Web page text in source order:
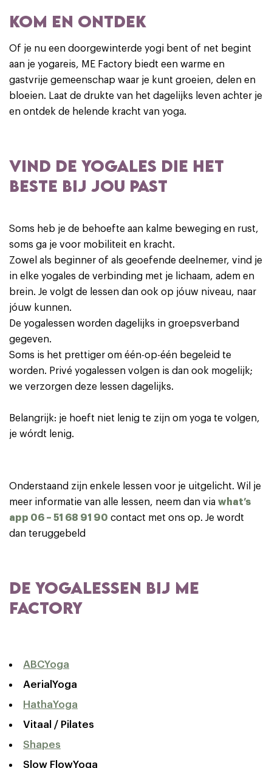
KOM EN ONTDEK
Of je nu een doorgewinterde yogi bent of net begint
aan je yogareis, ME Factory biedt een warme en
gastvrije gemeenschap waar je kunt groeien, delen en
bloeien. Laat de drukte van het dagelijks leven achter je
en ontdek de helende kracht van yoga.
VIND DE YOGALES DIE HET
BESTE BIJ JOU PAST
Soms heb je de behoefte aan kalme beweging en rust,
soms ga je voor mobiliteit en kracht.
Zowel als beginner of als geoefende deelnemer, vind je
in elke yogales de verbinding met je lichaam, adem en
brein. Je volgt de lessen dan ook op jóuw niveau, naar
jóuw kunnen.
De yogalessen worden dagelijks in groepsverband
gegeven.
Soms is het prettiger om één-op-één begeleid te
worden. Privé yogalessen volgen is dan ook mogelijk;
we verzorgen deze lessen dagelijks.
Belangrijk: je hoeft niet lenig te zijn om yoga te volgen,
je wórdt lenig.
Onderstaand zijn enkele lessen voor je uitgelicht. Wil je
meer informatie van alle lessen, neem dan via what’s
app 06 – 51 68 91 90 contact met ons op. Je wordt
dan teruggebeld
DE YOGALESSEN BIJ ME
FACTORY
ABCYoga
AerialYoga
HathaYoga
Vitaal / Pilates
Shapes
Slow FlowYoga